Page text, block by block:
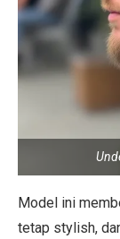
Model ini
tetap stylish,